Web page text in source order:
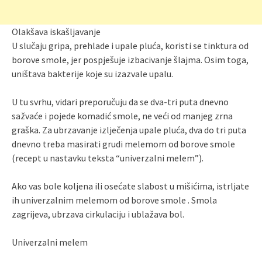
Olakšava iskašljavanje
U slučaju gripa, prehlade i upale pluća, koristi se tinktura od
borove smole, jer pospješuje izbacivanje šlajma. Osim toga,
uništava bakterije koje su izazvale upalu.
U tu svrhu, vidari preporučuju da se dva-tri puta dnevno
sažvaće i pojede komadić smole, ne veći od manjeg zrna
graška. Za ubrzavanje izlječenja upale pluća, dva do tri puta
dnevno treba masirati grudi melemom od borove smole
(recept u nastavku teksta “univerzalni melem”).
Ako vas bole koljena ili osećate slabost u mišićima, istrljate
ih univerzalnim melemom od borove smole . Smola
zagrijeva, ubrzava cirkulaciju i ublažava bol.
Univerzalni melem